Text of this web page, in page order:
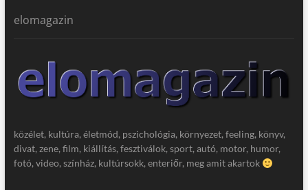
elomagazin
közélet, kultúra, életmód, pszichológia, környezet, feeling, könyv,
divat, zene, film, kiállítás, fesztiválok, sport, autó, motor, humor,
fotó, video, színház, kultúrsokk, enteriőr, meg amit akartok